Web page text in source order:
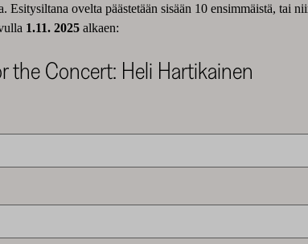
Esitysiltana ovelta päästetään sisään 10 ensimmäistä, tai
1.11. 2025 alkaen:
Concert: Heli Hartikainen